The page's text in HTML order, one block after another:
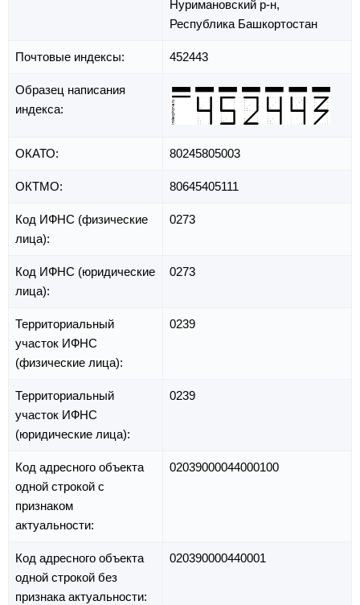
Нуримановский р-н,
Республика Башкортостан
Почтовые индексы: 452443
Образец написания
индекса:
ОКАТО: 80245805003
ОКТМО: 80645405111
Код ИФНС (физические
лица):
0273
Код ИФНС (юридические
лица):
0273
Территориальный
участок ИФНС
(физические лица):
0239
Территориальный
участок ИФНС
(юридические лица):
0239
Код адресного объекта
одной строкой с
признаком
актуальности:
02039000044000100
Код адресного объекта
одной строкой без
признака актуальности:
020390000440001